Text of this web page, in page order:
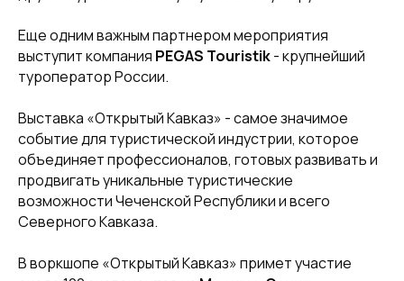
Еще одним важным партнером мероприятия
выступит компания PEGAS Touristik- крупнейший
туроператор России.
Выставка «Открытый Кавказ» - самое значимое
событие для туристической индустрии, которое
объединяет профессионалов, готовых развивать и
продвигать уникальные туристические
возможности Чеченской Республики и всего
Северного Кавказа.
В воркшопе «Открытый Кавказ» примет участие